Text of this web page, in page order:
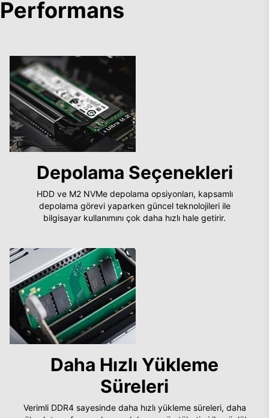
Performans
Depolama Seçenekleri
HDD ve M2 NVMe depolama opsiyonları, kapsamlı
depolama görevi yaparken güncel teknolojileri ile
bilgisayar kullanımını çok daha hızlı hale getirir.
Daha Hızlı Yükleme
Süreleri
Verimli DDR4 sayesinde daha hızlı yükleme süreleri, daha